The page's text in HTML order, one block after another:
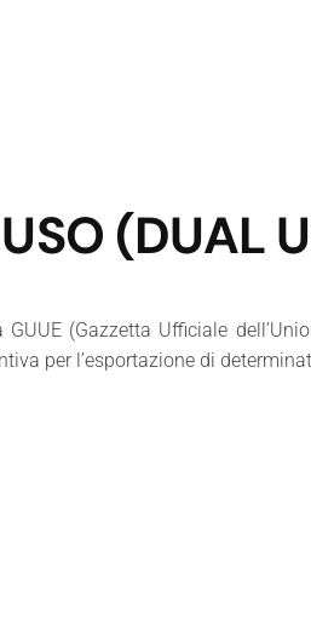
(DUAL
(Gazzetta Ufficiale
per l’esportazione di